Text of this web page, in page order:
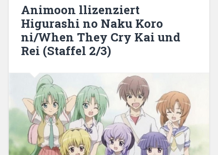
Animoon llizenziert
Higurashi no Naku Koro
ni/When They Cry Kai und
Rei (Staffel 2/3)